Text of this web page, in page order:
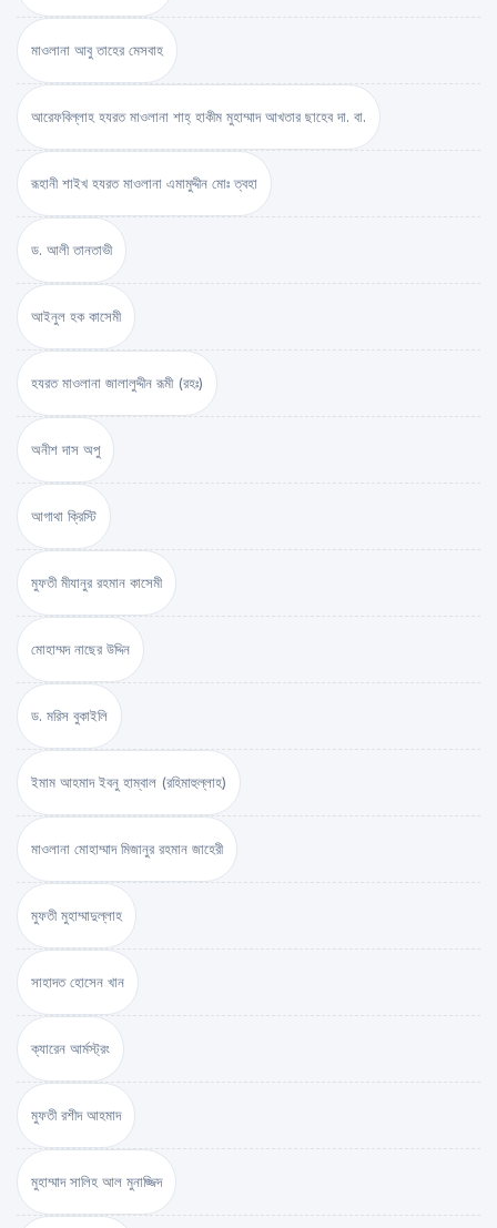
মাওলানা আবু তাহের মেসবাহ
আরেফবিল্লাহ হযরত মাওলানা শাহ্ হাকীম মুহাম্মাদ আখতার ছাহেব দা. বা.
রূহানী শাইখ হযরত মাওলানা এমামুদ্দীন মোঃ ত্বহা
ড. আলী তানতাভী
আইনুল হক কাসেমী
হযরত মাওলানা জালালুদ্দীন রূমী (রহঃ)
অনীশ দাস অপু
আগাথা ক্রিস্টি
মুফতী মীযানুর রহমান কাসেমী
মোহাম্মদ নাছের উদ্দিন
ড. মরিস বুকাইলি
ইমাম আহমাদ ইবনু হাম্বাল (রহিমাহুল্লাহ)
মাওলানা মোহাম্মাদ মিজানুর রহমান জাহেরী
মুফতী মুহাম্মাদুল্লাহ
সাহাদত হোসেন খান
ক্যারেন আর্মস্ট্রং
মুফতী রশীদ আহমাদ
মুহাম্মাদ সালিহ আল মুনাজ্জিদ